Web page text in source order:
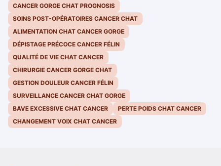
CANCER GORGE CHAT PROGNOSIS
SOINS POST-OPÉRATOIRES CANCER CHAT
ALIMENTATION CHAT CANCER GORGE
DÉPISTAGE PRÉCOCE CANCER FÉLIN
QUALITÉ DE VIE CHAT CANCER
CHIRURGIE CANCER GORGE CHAT
GESTION DOULEUR CANCER FÉLIN
SURVEILLANCE CANCER CHAT GORGE
BAVE EXCESSIVE CHAT CANCER
PERTE POIDS CHAT CANCER
CHANGEMENT VOIX CHAT CANCER